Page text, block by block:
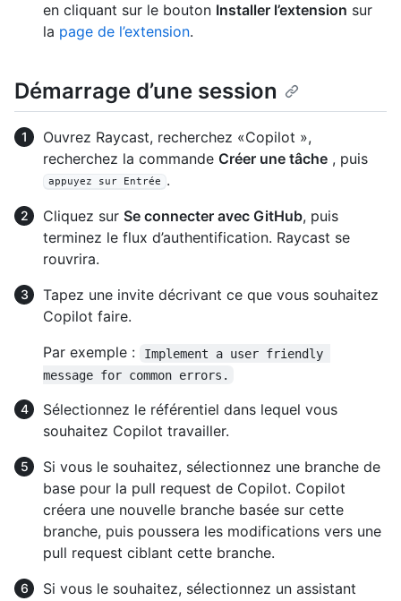
en cliquant sur le bouton Installer l’extension sur
la page de l’extension.
Démarrage d’une session
Ouvrez Raycast, recherchez «Copilot »,
recherchez la commande Créer une tâche , puis
appuyez sur Entrée
.
Cliquez sur Se connecter avec GitHub, puis
terminez le flux d’authentification. Raycast se
rouvrira.
Tapez une invite décrivant ce que vous souhaitez
Copilot faire.
Par exemple :
Implement a user friendly
message for common errors.
Sélectionnez le référentiel dans lequel vous
souhaitez Copilot travailler.
Si vous le souhaitez, sélectionnez une branche de
base pour la pull request de Copilot. Copilot
créera une nouvelle branche basée sur cette
branche, puis poussera les modifications vers une
pull request ciblant cette branche.
Si vous le souhaitez, sélectionnez un assistant